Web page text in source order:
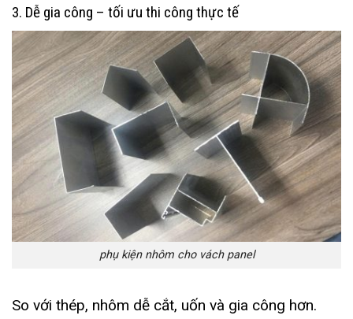
3. Dễ gia công – tối ưu thi công thực tế
phụ kiện nhôm cho vách panel
So với thép, nhôm dễ cắt, uốn và gia công hơn.